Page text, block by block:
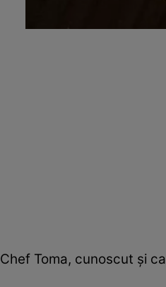
Chef Toma, cunoscut și ca